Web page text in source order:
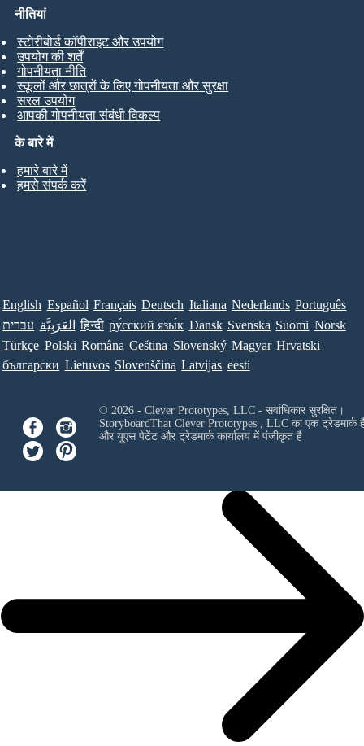
के बारे में
हमारे बारे में
हमसे संपर्क करें
नीतियां
स्टोरीबोर्ड कॉपीराइट और उपयोग
उपयोग की शर्तें
गोपनीयता नीति
स्कूलों और छात्रों के लिए गोपनीयता और सुरक्षा
सरल उपयोग
आपकी गोपनीयता संबंधी विकल्प
English Español Français Deutsch Italiana Nederlands Português
עברית العَرَبِيَّة हिन्दी ру́сский язы́к Dansk Svenska Suomi Norsk
Türkçe Polski Româna Ceština Slovenský Magyar Hrvatski
български Lietuvos Slovenščina Latvijas eesti
© 2026 - Clever Prototypes, LLC - सर्वाधिकार सुरक्षित।
StoryboardThat Clever Prototypes , LLCका एक ट्रेडमार्क
और यूएस पेटेंट और ट्रेडमार्क कार्यालय में पंजीकृत है